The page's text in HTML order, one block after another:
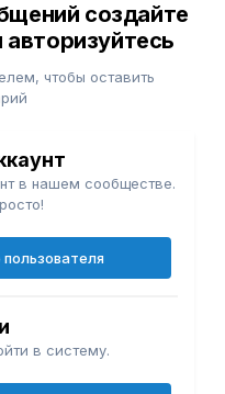
создайте
чтобы оставить
в нашем сообществе.
в систему.